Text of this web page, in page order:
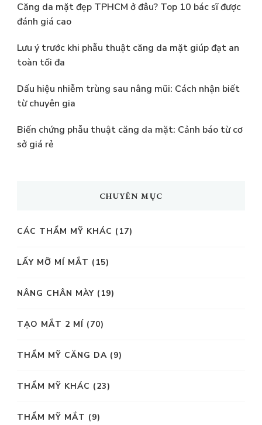
Căng da mặt đẹp TPHCM ở đâu? Top 10 bác sĩ được
đánh giá cao
Lưu ý trước khi phẫu thuật căng da mặt giúp đạt an
toàn tối đa
Dấu hiệu nhiễm trùng sau nâng mũi: Cách nhận biết
từ chuyên gia
Biến chứng phẫu thuật căng da mặt: Cảnh báo từ cơ
sở giá rẻ
CHUYÊN MỤC
CÁC THẨM MỸ KHÁC (17)
LẤY MỠ MÍ MẮT (15)
NÂNG CHÂN MÀY (19)
TẠO MẮT 2 MÍ (70)
THẨM MỸ CĂNG DA (9)
THẨM MỸ KHÁC (23)
THẨM MỸ MẮT (9)